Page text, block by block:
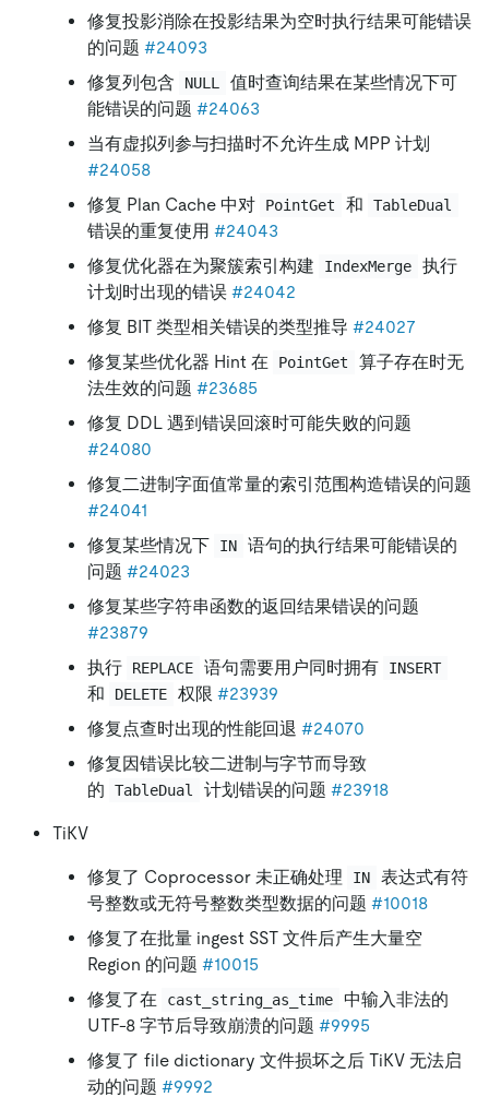
修复投影消除在投影结果为空时执行结果可能错误
的问题 #24093
修复列包含
NULL
值时查询结果在某些情况下可
能错误的问题 #24063
当有虚拟列参与扫描时不允许生成 MPP 计划
#24058
修复 Plan Cache 中对
PointGet 和 TableDual
错误的重复使用 #24043
修复优化器在为聚簇索引构建
IndexMerge
执行
计划时出现的错误 #24042
修复 BIT 类型相关错误的类型推导 #24027
修复某些优化器 Hint 在
PointGet
算子存在时无
法生效的问题 #23685
修复 DDL 遇到错误回滚时可能失败的问题
#24080
修复二进制字面值常量的索引范围构造错误的问题
#24041
修复某些情况下
IN
语句的执行结果可能错误的
问题 #24023
修复某些字符串函数的返回结果错误的问题
#23879
执行
REPLACE 语句需要用户同时拥有 INSERT
和 DELETE 权限 #23939
修复点查时出现的性能回退 #24070
修复因错误比较二进制与字节而导致
的
TableDual 计划错误的问题 #23918
TiKV
修复了 Coprocessor 未正确处理 IN
表达式有符
号整数或无符号整数类型数据的问题 #10018
修复了在批量 ingest SST 文件后产生大量空
Region 的问题 #10015
修复了在
cast_string_as_time
中输入非法的
UTF-8 字节后导致崩溃的问题 #9995
修复了 file dictionary 文件损坏之后 TiKV 无法启
动的问题 #9992